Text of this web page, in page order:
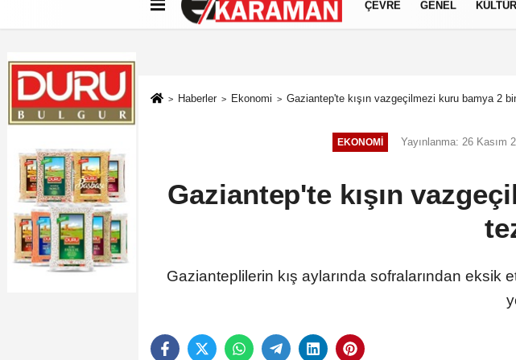
Künye İletişim Çerez Politikası Gizlilik İlkeleri
ÇEVRE GENEL
Haberler Ekonomi Gaziantep'te kışın vazgeçilmezi kuru bamya 2
EKONOMI Yayınlanma: 26 Kasım
Gaziantep'te kışın
Gazianteplilerin kış aylarında sofralarından